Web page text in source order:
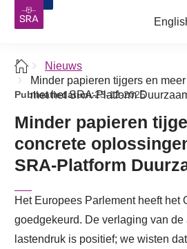
Nieuws
Minder papieren tijgers en
met het SRA-Platform
Publicatiedatum:23-12-2025
Minder papieren
concrete
SRA-Platform
Het Europees Parlement heeft het
goedgekeurd. De verlaging van
lastendruk is positief; we wisten